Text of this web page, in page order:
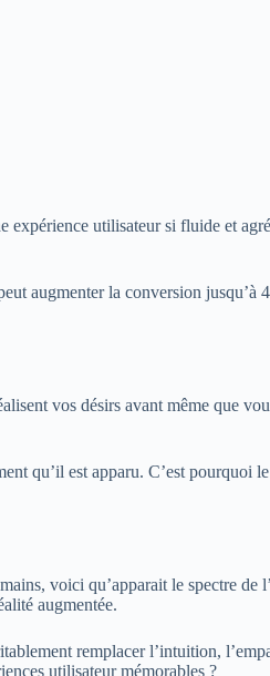
utilisateur si fluide et
augmenter la conversion jusqu’à
vos désirs avant même que
qu’il est apparu. C’est
voici qu’apparait le spectre
augmentée.
remplacer l’intuition,
utilisateur mémorables ?